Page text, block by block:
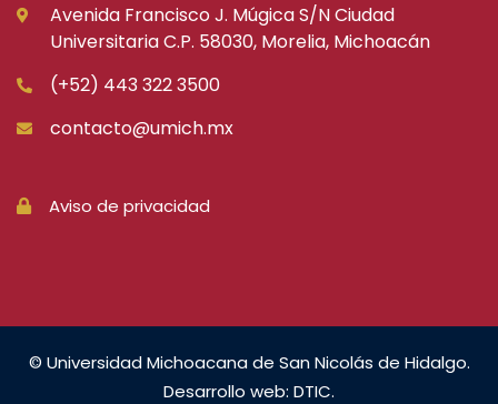
Avenida Francisco J. Múgica S/N Ciudad
Universitaria C.P. 58030, Morelia, Michoacán
(+52) 443 322 3500
contacto@umich.mx
Aviso de privacidad
© Universidad Michoacana de San Nicolás de Hidalgo.
Desarrollo web: DTIC.